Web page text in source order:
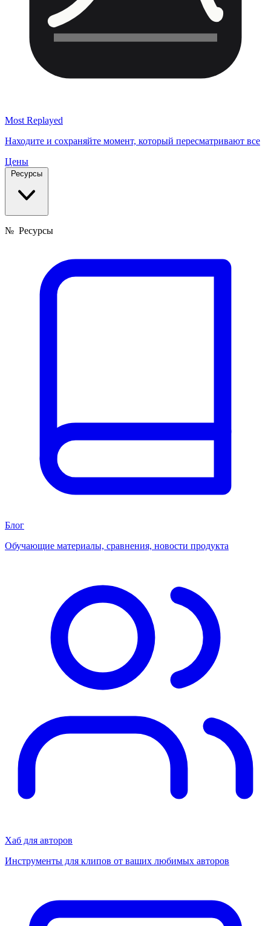
Most Replayed
Находите и сохраняйте момент, который пересматривают все
Цены
Ресурсы
№ Ресурсы
Блог
Обучающие материалы, сравнения, новости продукта
Хаб для авторов
Инструменты для клипов от ваших любимых авторов